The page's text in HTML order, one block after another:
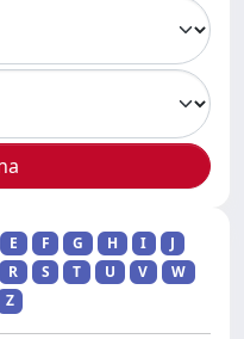
E F G H I
J
R S T U V
W
Z